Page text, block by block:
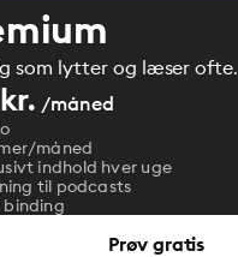
som lytter og læser ofte.
/måned
måned
indhold hver uge
til podcasts
binding
Prøv gratis